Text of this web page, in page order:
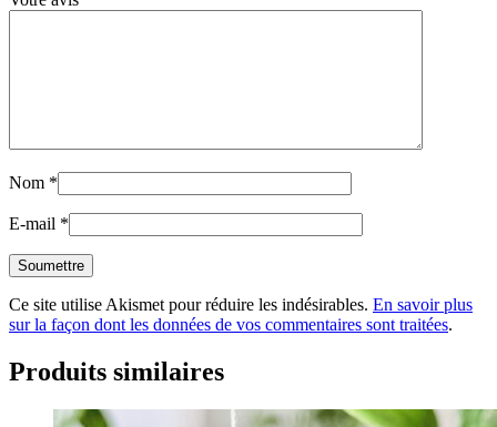
Nom *
E-mail *
Ce site utilise Akismet pour réduire les indésirables. En savoir plus
sur la façon dont les données de vos commentaires sont traitées.
Produits similaires